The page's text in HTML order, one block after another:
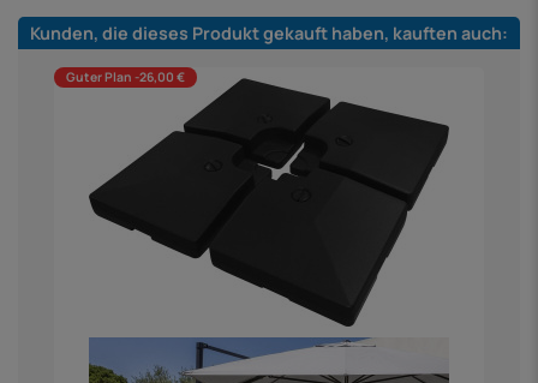
Kunden, die dieses Produkt gekauft haben, kauften auch:
Guter Plan -26,00 €